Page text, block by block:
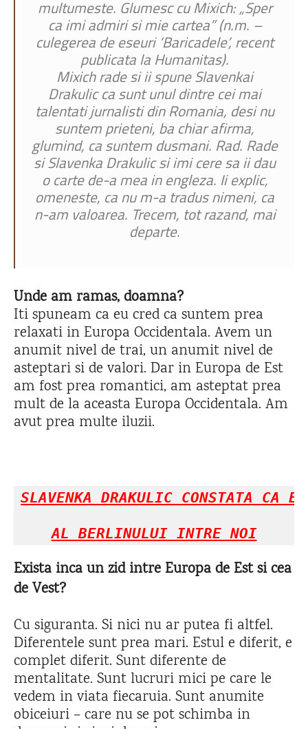
multumeste. Glumesc cu Mixich: „Sper
ca imi admiri si mie cartea” (n.m. –
culegerea de eseuri ‘Baricadele’, recent
publicata la Humanitas).
Mixich rade si ii spune Slavenkai
Drakulic ca sunt unul dintre cei mai
talentati jurnalisti din Romania, desi nu
suntem prieteni, ba chiar afirma,
glumind, ca suntem dusmani. Rad. Rade
si Slavenka Drakulic si imi cere sa ii dau
o carte de-a mea in engleza. Ii explic,
omeneste, ca nu m-a tradus nimeni, ca
n-am valoarea. Trecem, tot razand, mai
departe.
Unde am ramas, doamna?
Iti spuneam ca eu cred ca suntem prea
relaxati in Europa Occidentala. Avem un
anumit nivel de trai, un anumit nivel de
asteptari si de valori. Dar in Europa de Est
am fost prea romantici, am asteptat prea
mult de la aceasta Europa Occidentala. Am
avut prea multe iluzii.
SLAVENKA DRAKULIC CONSTATA CA
AL BERLINULUI INTRE NOI
Exista inca un zid intre Europa de Est si cea
de Vest?
Cu siguranta. Si nici nu ar putea fi altfel.
Diferentele sunt prea mari. Estul e diferit, e
complet diferit. Sunt diferente de
mentalitate. Sunt lucruri mici pe care le
vedem in viata fiecaruia. Sunt anumite
obiceiuri – care nu se pot schimba in